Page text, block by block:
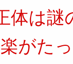
体は謎
がた